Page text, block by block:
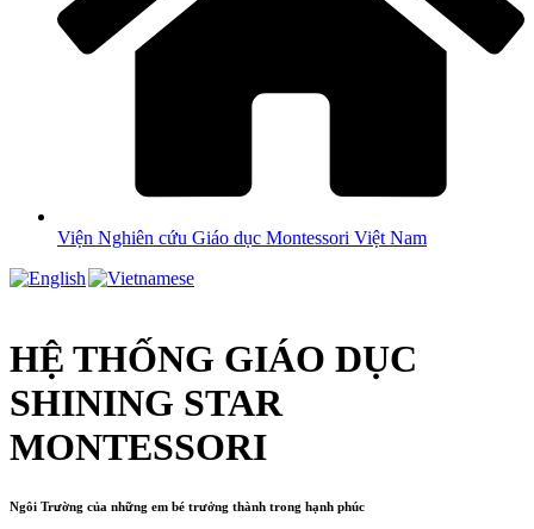
Viện Nghiên cứu Giáo dục Montessori Việt Nam
HỆ THỐNG GIÁO DỤC
SHINING STAR
MONTESSORI
Ngôi Trường của những em bé trưởng thành trong hạnh phúc